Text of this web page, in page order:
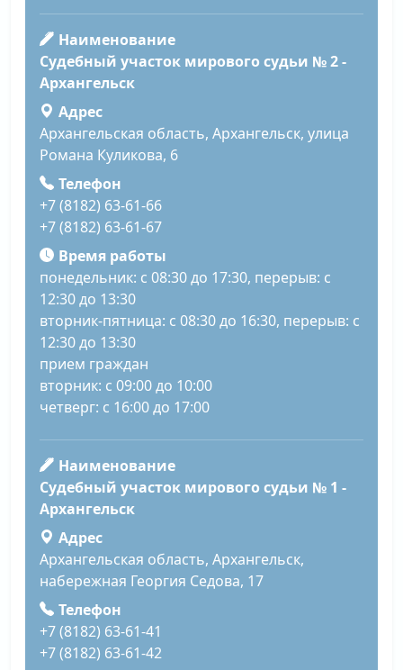
Наименование
Судебный участок мирового судьи № 2 -
Архангельск
Адрес
Архангельская область, Архангельск, улица
Романа Куликова, 6
Телефон
+7 (8182) 63-61-66
+7 (8182) 63-61-67
Время работы
понедельник: с 08:30 до 17:30, перерыв: с
12:30 до 13:30
вторник-пятница: с 08:30 до 16:30, перерыв: с
12:30 до 13:30
прием граждан
вторник: с 09:00 до 10:00
четверг: с 16:00 до 17:00
Наименование
Судебный участок мирового судьи № 1 -
Архангельск
Адрес
Архангельская область, Архангельск,
набережная Георгия Седова, 17
Телефон
+7 (8182) 63-61-41
+7 (8182) 63-61-42